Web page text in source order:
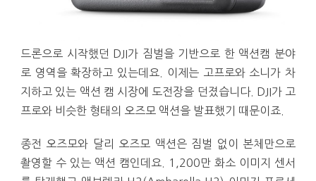
드론으로 시작했던 DJI가 짐벌을 기반으로 한 액션캠 분야
로 영역을 확장하고 있는데요. 이제는 고프로와 소니가 차
지하고 있는 액션 캠 시장에 도전장을 던졌습니다. DJI가 고
프로와 비슷한 형태의 오즈모 액션을 발표했기 때문이죠.
종전 오즈모와 달리 오즈모 액션은 짐벌 없이 본체만으로
촬영할 수 있는 액션 캠인데요. 1,200만 화소 이미지 센서